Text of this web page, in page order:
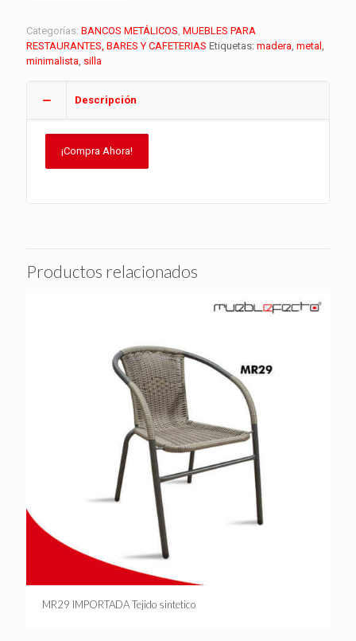
Categorías: BANCOS METÁLICOS, MUEBLES PARA
RESTAURANTES, BARES Y CAFETERIAS Etiquetas: madera, metal ,
minimalista, silla
Descripción
¡Compra Ahora!
Productos relacionados
MR29 IMPORTADA Tejido sintetico